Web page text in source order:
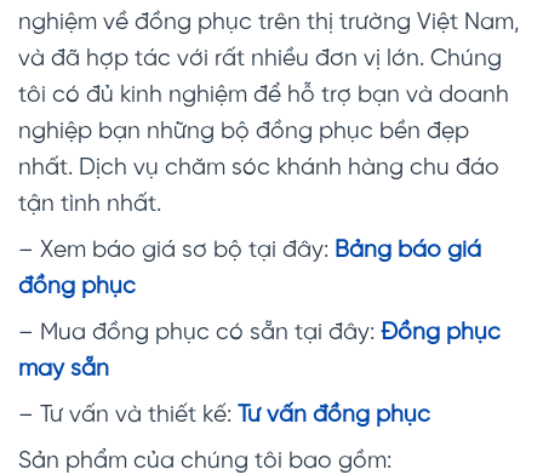
nghiệm về đồng phục trên thị trường Việt Nam,
và đã hợp tác với rất nhiều đơn vị lớn. Chúng
tôi có đủ kinh nghiệm để hỗ trợ bạn và doanh
nghiệp bạn những bộ đồng phục bền đẹp
nhất. Dịch vụ chăm sóc khánh hàng chu đáo
tận tình nhất.
– Xem báo giá sơ bộ tại đây: Bảng báo giá
đồng phục
– Mua đồng phục có sẵn tại đây: Đồng phục
may sẵn
– Tư vấn và thiết kế: Tư vấn đồng phục
Sản phẩm của chúng tôi bao gồm: